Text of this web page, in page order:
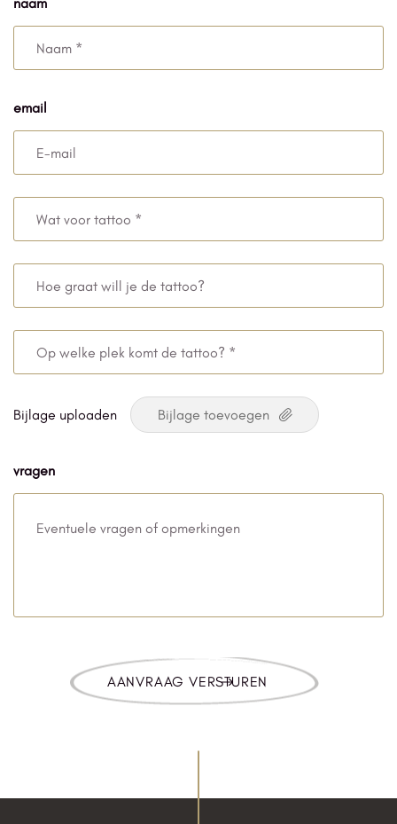
email
voor
*
graat
je
welke
plek
de
tattoo?
Bijlage uploaden
vragen